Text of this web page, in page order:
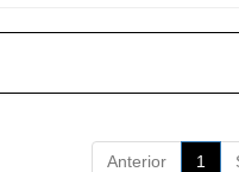
Anterior 1